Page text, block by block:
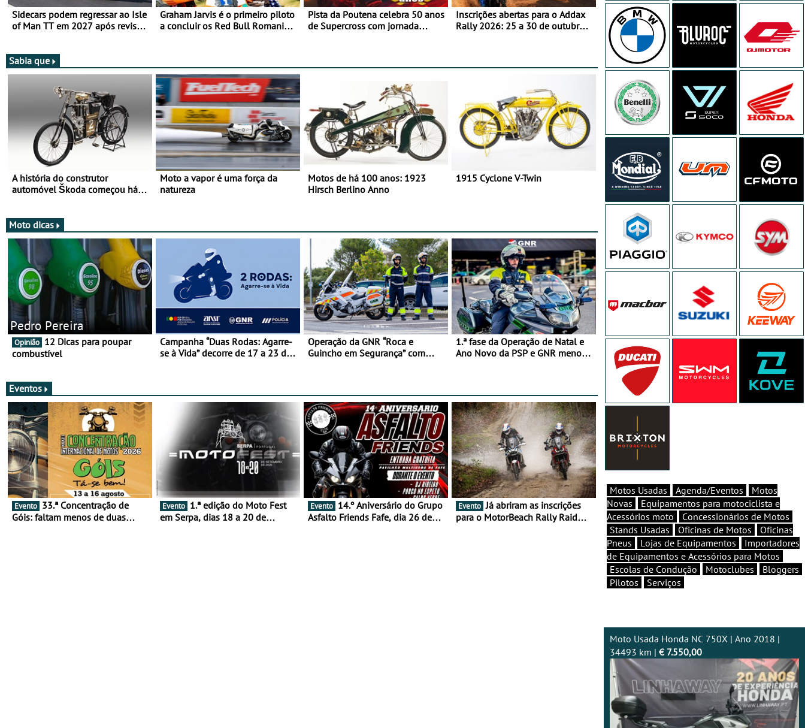
Sidecars podem regressar ao Isle
of Man TT em 2027 após revisão
Graham Jarvis é o primeiro piloto
a concluir os Red Bull Romaniacs
Pista da Poutena celebra 50 anos
de Supercross com jornada
Inscrições abertas para o Addax
Rally 2026: 25 a 30 de outubro -
Sabia que
A história do construtor
automóvel Škoda começou há
Moto a vapor é uma força da
natureza
Motos de há 100 anos: 1923
Hirsch Berlino Anno
1915 Cyclone V-Twin
Moto dicas
Pedro Pereira
Opinião
combustível
Campanha “Duas Rodas: Agarre-
se à Vida” decorre de 17 a 23 de
Operação da GNR “Roca e
Guincho em Segurança” com
1.ª fase da Operação de Natal e
Ano Novo da PSP e GNR menos
Eventos
Evento
Góis: faltam menos de duas
Evento
em Serpa, dias 18 a 20 de
Evento
Asfalto Friends Fafe, dia 26 de
Evento Já abriram as inscrições
para o MotorBeach Rally Raid
Motos Usadas Agenda/Eventos
Motos
Novas
Equipamentos para motociclista e
Acessórios moto
Concessionários de Motos
Stands Usadas
Oficinas de Motos
Oficinas
Pneus
Lojas de Equipamentos
Importadores
de Equipamentos e Acessórios para Motos
Escolas de Condução
Motoclubes
Bloggers
Pilotos
Serviços
Moto Usada Honda NC 750X | Ano 2018 |
34493 km | € 7.550,00